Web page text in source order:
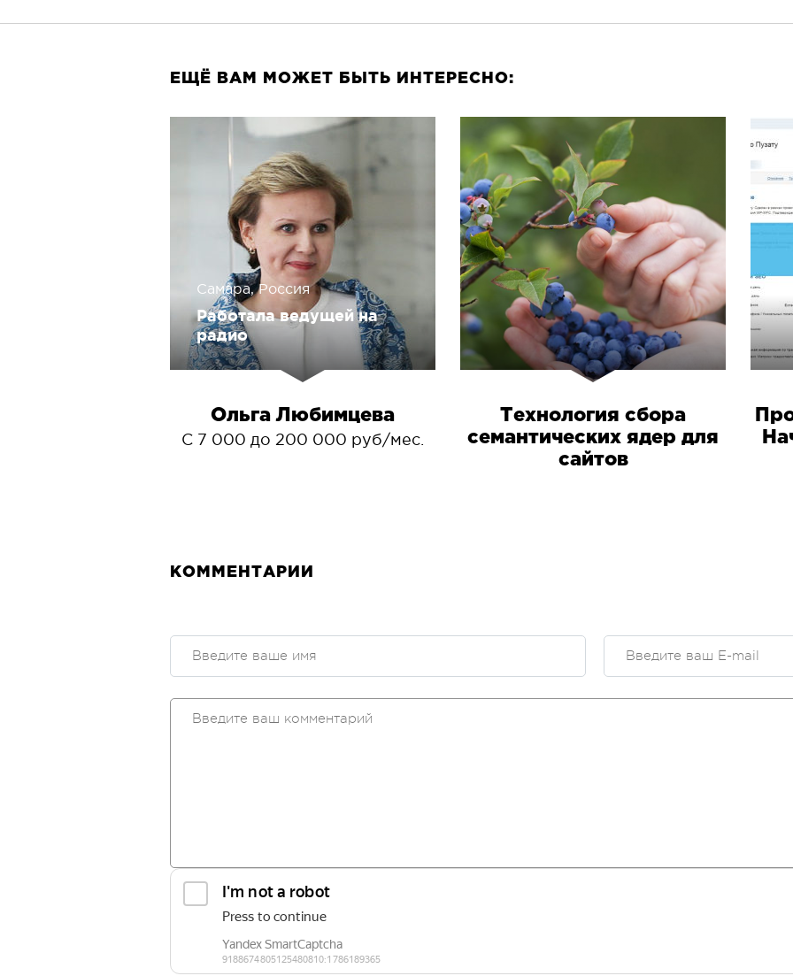
ЕЩЁ ВАМ МОЖЕТ БЫТЬ ИНТЕРЕСНО:
Самара, Россия
Работала ведущей на
радио
Ольга Любимцева
С 7 000 до 200 000 руб/мес.
Технология сбора
семантических ядер для
сайтов
КОММЕНТАРИИ